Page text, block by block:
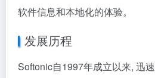
软件信息和本地化的体验。
发展历程
Softonic自1997年成立以来, 迅